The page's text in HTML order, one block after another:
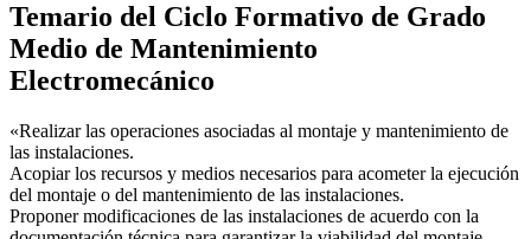
Temario del Ciclo Formativo de Grado
Medio de Mantenimiento
Electromecánico
«Realizar las operaciones asociadas al montaje y mantenimiento de
las instalaciones.
Acopiar los recursos y medios necesarios para acometer la ejecución
del montaje o del mantenimiento de las instalaciones.
Proponer modificaciones de las instalaciones de acuerdo con la